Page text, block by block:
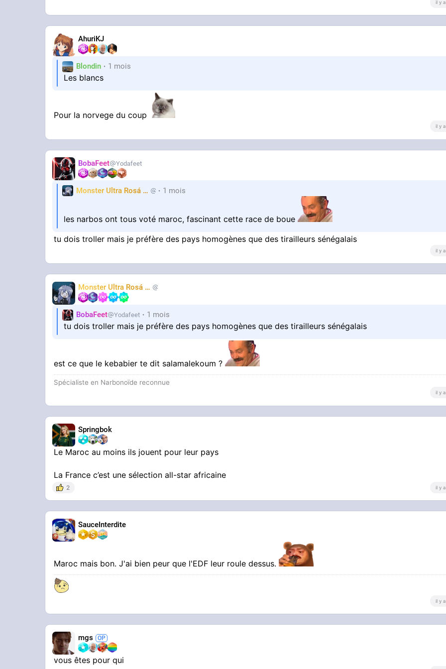
il y
AhuriKJ
Blondin 1 mois
Les blancs
Pour la norvege du coup
il y
BobaFeet Yodafeet
Monster Ultra Rosá
❤️ KheyFinito
1 mois
les narbos ont tous voté maroc, fascinant cette race de boue
tu dois troller mais je préfère des pays homogènes que des tirailleurs sénégalais
il y
Monster Ultra Rosá
❤️
BobaFeet Yodafeet 1 mois
tu dois troller mais je préfère des pays homogènes que des tirailleurs sénégalais
est ce que le kebabier te dit salamalekoum ?
Spécialiste en Narbonoïde reconnue
il y
Springbok
Le Maroc au moins ils jouent pour leur pays
La France c’est une sélection all-star africaine
2 il y
SauceInterdite
Maroc mais bon. J'ai bien peur que l'EDF leur roule dessus.
il y
mgs
vous êtes pour qui